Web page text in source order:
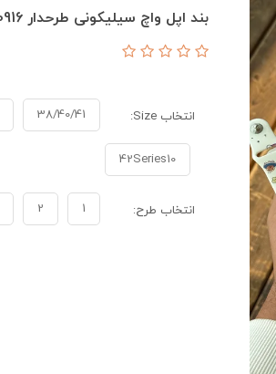
بند اپل واچ سیلیکونی طرحدار I000916
انتخاب Size: 38/40/41
42Series10
انتخاب طرح: 1
2